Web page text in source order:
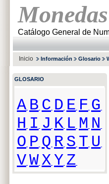
Catálogo General de
Inicio Información Glosario
GLOSARIO
A B C D E F G
H I J K L M N
O P Q RS T U
VWXYZ